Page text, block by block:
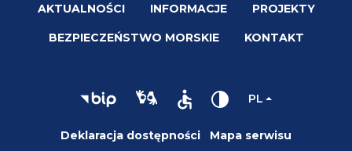
AKTUALNOŚCI INFORMACJE PROJEKTY
BEZPIECZEŃSTWO MORSKIE KONTAKT
PL
Deklaracja dostępności Mapa serwisu